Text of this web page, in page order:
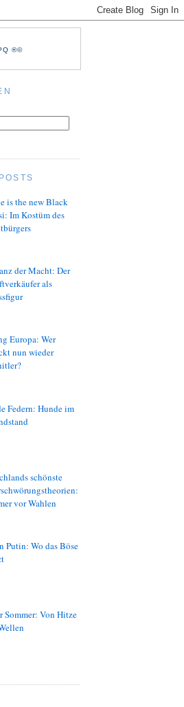
®©
is the new Black
Im Kostüm des
der Macht: Der
als
Europa: Wer
nun wieder
Federn: Hunde im
schönste
vor Wahlen
Putin: Wo das Böse
Sommer: Von Hitze